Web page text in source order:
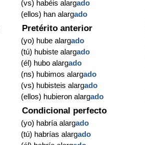
(vs) habéis alargado
(ellos) han alargado
Pretérito anterior
(yo) hube alargado
(tú) hubiste alargado
(él) hubo alargado
(ns) hubimos alargado
(vs) hubisteis alargado
(ellos) hubieron alargado
Condicional perfecto
(yo) habría alargado
(tú) habrías alargado